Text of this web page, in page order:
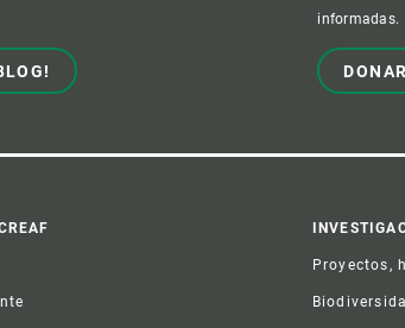
informadas.
DONAR
Proyectos,